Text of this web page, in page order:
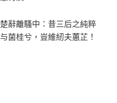
辭離騷中：昔三后之純粹
菌桂兮，豈維紉夫蕙芷！